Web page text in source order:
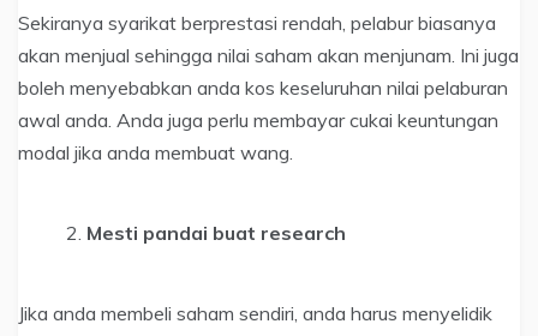
Sekiranya syarikat berprestasi rendah, pelabur biasanya
akan menjual sehingga nilai saham akan menjunam. Ini juga
boleh menyebabkan anda kos keseluruhan nilai pelaburan
awal anda. Anda juga perlu membayar cukai keuntungan
modal jika anda membuat wang.
Mesti pandai buat research
Jika anda membeli saham sendiri, anda harus menyelidik